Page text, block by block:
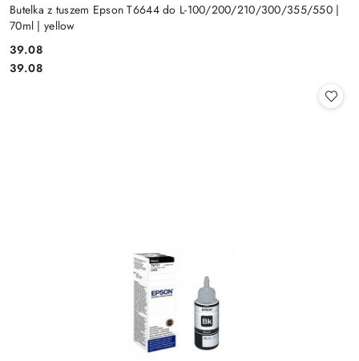
Butelka z tuszem Epson T6644 do L-100/200/210/300/355/550 |
70ml | yellow
Cena:
39.08
Cena:
39.08